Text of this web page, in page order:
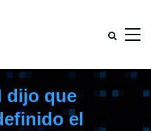
dijo que
el